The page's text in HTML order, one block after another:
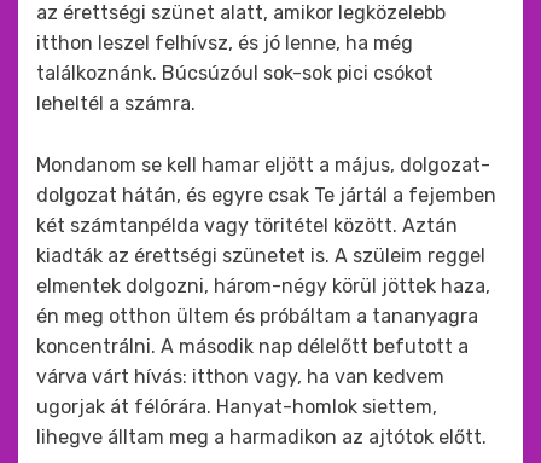
az érettségi szünet alatt, amikor legközelebb
itthon leszel felhívsz, és jó lenne, ha még
találkoznánk. Búcsúzóul sok-sok pici csókot
leheltél a számra.
Mondanom se kell hamar eljött a május, dolgozat-
dolgozat hátán, és egyre csak Te jártál a fejemben
két számtanpélda vagy töritétel között. Aztán
kiadták az érettségi szünetet is. A szüleim reggel
elmentek dolgozni, három-négy körül jöttek haza,
én meg otthon ültem és próbáltam a tananyagra
koncentrálni. A második nap délelőtt befutott a
várva várt hívás: itthon vagy, ha van kedvem
ugorjak át félórára. Hanyat-homlok siettem,
lihegve álltam meg a harmadikon az ajtótok előtt.